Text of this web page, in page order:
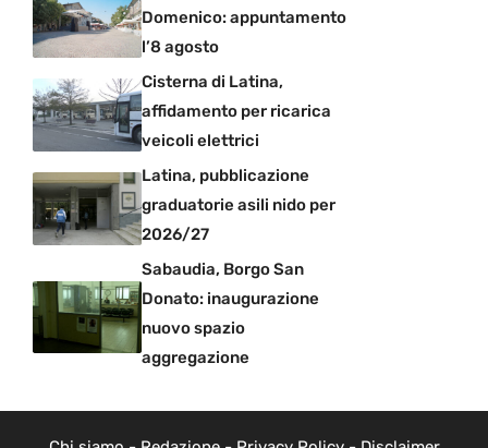
Domenico: appuntamento
l’8 agosto
Cisterna di Latina,
affidamento per ricarica
veicoli elettrici
Latina, pubblicazione
graduatorie asili nido per
2026/27
Sabaudia, Borgo San
Donato: inaugurazione
nuovo spazio
aggregazione